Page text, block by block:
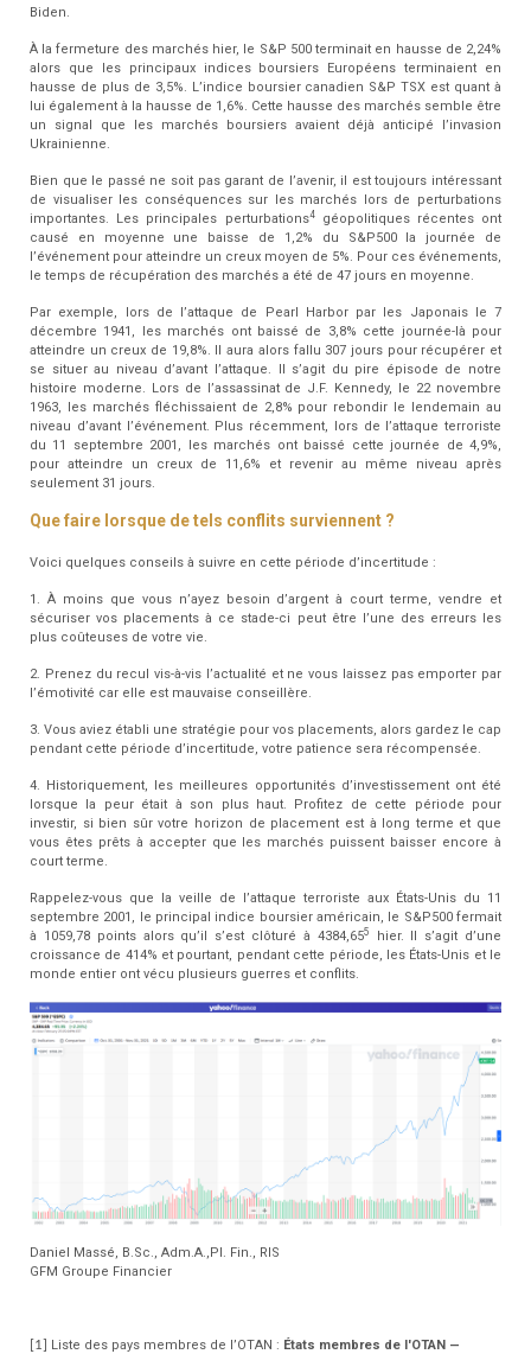
Biden.
À la fermeture des marchés hier, le S&P 500 terminait en hausse de 2,24%
alors que les principaux indices boursiers Européens terminaient en
hausse de plus de 3,5%. L’indice boursier canadien S&P TSX est quant à
lui également à la hausse de 1,6%. Cette hausse des marchés semble être
un signal que les marchés boursiers avaient déjà anticipé l’invasion
Ukrainienne.
Bien que le passé ne soit pas garant de l’avenir, il est toujours intéressant
de visualiser les conséquences sur les marchés lors de perturbations
importantes. Les principales perturbations4géopolitiques récentes ont
causé en moyenne une baisse de 1,2% du S&P500 la journée de
l’événement pour atteindre un creux moyen de 5%. Pour ces événements,
le temps de récupération des marchés a été de 47 jours en moyenne.
Par exemple, lors de l’attaque de Pearl Harbor par les Japonais le 7
décembre 1941, les marchés ont baissé de 3,8% cette journée-là pour
atteindre un creux de 19,8%. Il aura alors fallu 307 jours pour récupérer et
se situer au niveau d’avant l’attaque. Il s’agit du pire épisode de notre
histoire moderne. Lors de l’assassinat de J.F. Kennedy, le 22 novembre
1963, les marchés fléchissaient de 2,8% pour rebondir le lendemain au
niveau d’avant l’événement. Plus récemment, lors de l’attaque terroriste
du 11 septembre 2001, les marchés ont baissé cette journée de 4,9%,
pour atteindre un creux de 11,6% et revenir au même niveau après
seulement 31 jours.
Que faire lorsque de tels conflits surviennent ?
Voici quelques conseils à suivre en cette période d’incertitude :
1. À moins que vous n’ayez besoin d’argent à court terme, vendre et
sécuriser vos placements à ce stade-ci peut être l’une des erreurs les
plus coûteuses de votre vie.
2. Prenez du recul vis-à-vis l’actualité et ne vous laissez pas emporter par
l’émotivité car elle est mauvaise conseillère.
3. Vous aviez établi une stratégie pour vos placements, alors gardez le cap
pendant cette période d’incertitude, votre patience sera récompensée.
4. Historiquement, les meilleures opportunités d’investissement ont été
lorsque la peur était à son plus haut. Profitez de cette période pour
investir, si bien sûr votre horizon de placement est à long terme et que
vous êtes prêts à accepter que les marchés puissent baisser encore à
court terme.
Rappelez-vous que la veille de l’attaque terroriste aux États-Unis du 11
septembre 2001, le principal indice boursier américain, le S&P500 fermait
à 1059,78 points alors qu’il s’est clôturé à 4384,655
hier. Il s’agit d’une
croissance de 414% et pourtant, pendant cette période, les États-Unis et le
monde entier ont vécu plusieurs guerres et conflits.
Daniel Massé, B.Sc., Adm.A.,Pl. Fin., RIS
GFM Groupe Financier
[1] Liste des pays membres de l’OTAN : États membres de l'OTAN —